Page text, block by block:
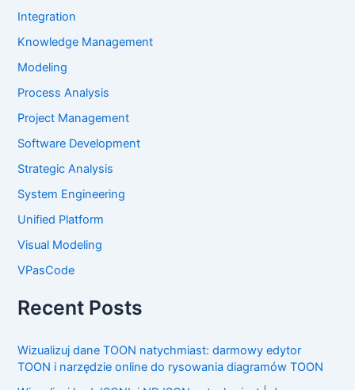
Integration
Knowledge Management
Modeling
Process Analysis
Project Management
Software Development
Strategic Analysis
System Engineering
Unified Platform
Visual Modeling
VPasCode
Recent Posts
Wizualizuj dane TOON natychmiast: darmowy edytor
TOON i narzędzie online do rysowania diagramów TOON